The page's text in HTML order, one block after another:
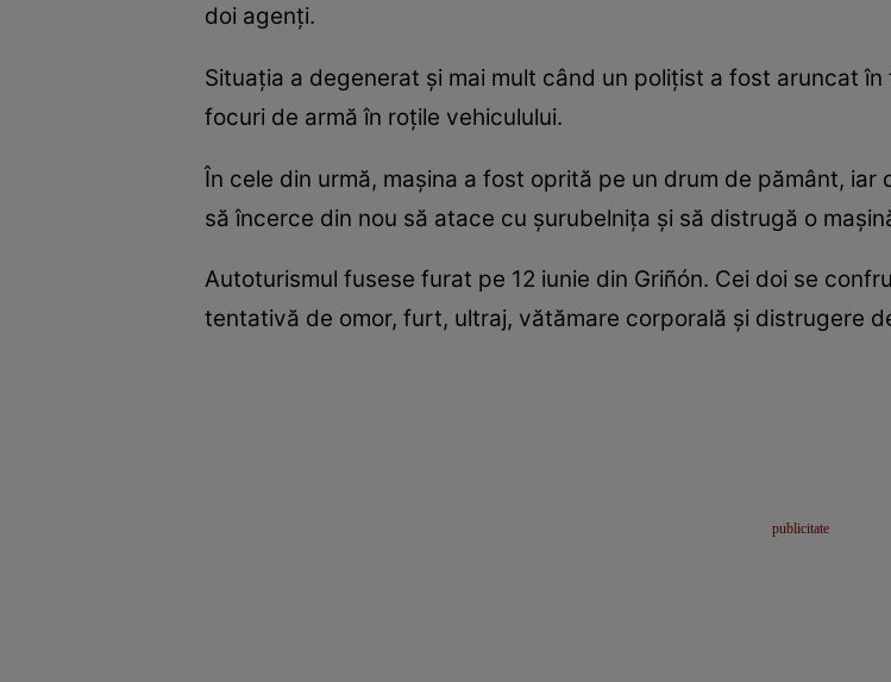
doi agenți.
Situația a degenerat și mai mult când un polițist a fost aruncat
focuri de armă în roțile vehiculului.
În cele din urmă, mașina a fost oprită pe un drum de pământ,
să încerce din nou să atace cu șurubelnița și să distrugă o
Autoturismul fusese furat pe 12 iunie din Griñón. Cei doi se
tentativă de omor, furt, ultraj, vătămare corporală și distrugere